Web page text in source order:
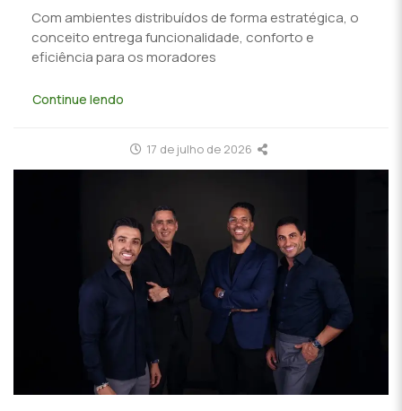
Com ambientes distribuídos de forma estratégica, o
conceito entrega funcionalidade, conforto e
eficiência para os moradores
Continue lendo
17 de julho de 2026